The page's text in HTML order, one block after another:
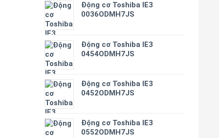
Động cơ Toshiba IE3
0036ODMH7JS
Động cơ Toshiba IE3
0454ODMH7JS
Động cơ Toshiba IE3
0452ODMH7JS
Động cơ Toshiba IE3
0552ODMH7JS